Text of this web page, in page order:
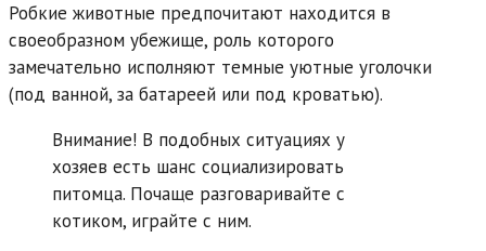
Робкие животные предпочитают находится в
своеобразном убежище, роль которого
замечательно исполняют темные уютные уголочки
(под ванной, за батареей или под кроватью).
Внимание! В подобных ситуациях у
хозяев есть шанс социализировать
питомца. Почаще разговаривайте с
котиком, играйте с ним.